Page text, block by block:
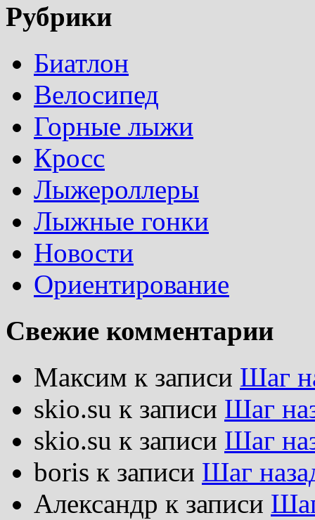
Рубрики
Биатлон
Велосипед
Горные лыжи
Кросс
Лыжероллеры
Лыжные гонки
Новости
Ориентирование
Свежие комментарии
Максим к записи Шаг
skio.su к записи Шаг
skio.su к записи Шаг
boris к записи Шаг
Александр к записи